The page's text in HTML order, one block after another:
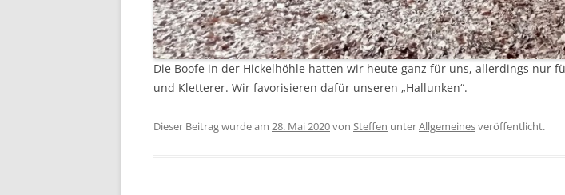
Die Boofe in der Hickelhöhle hatten wir heute ganz für uns, allerdings nur
und Kletterer. Wir favorisieren dafür unseren „Hallunken“.
Dieser Beitrag wurde am 28. Mai 2020von Steffen unterAllgemeinesveröffentlicht.